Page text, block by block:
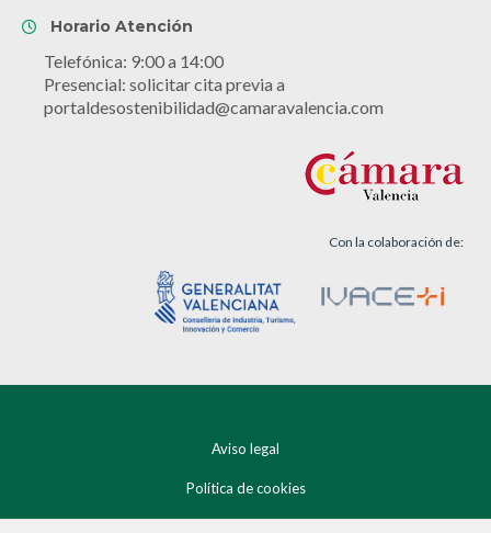
Horario Atención
Telefónica: 9:00 a 14:00
Presencial: solicitar cita previa a
portaldesostenibilidad@camaravalencia.com
Con la colaboración de:
Aviso legal
Política de cookies